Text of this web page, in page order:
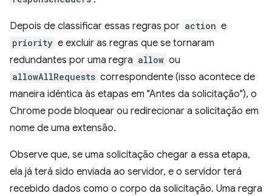
Depois de classificar essas regras por action e
priority e excluir as regras que se tornaram
redundantes por uma regra allow ou
allowAllRequests correspondente (isso acontece de
maneira idêntica às etapas em "Antes da solicitação"), o
Chrome pode bloquear ou redirecionar a solicitação em
nome de uma extensão.
Observe que, se uma solicitação chegar a essa etapa,
ela já terá sido enviada ao servidor, e o servidor terá
recebido dados como o corpo da solicitação. Uma regra